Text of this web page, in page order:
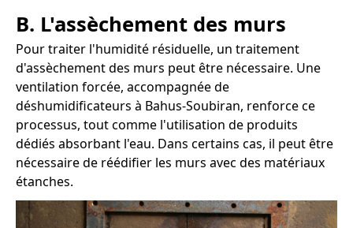
B. L'assèchement des murs
Pour traiter l'humidité résiduelle, un traitement
d'assèchement des murs peut être nécessaire. Une
ventilation forcée, accompagnée de
déshumidificateurs à Bahus-Soubiran, renforce ce
processus, tout comme l'utilisation de produits
dédiés absorbant l'eau. Dans certains cas, il peut être
nécessaire de réédifier les murs avec des matériaux
étanches.